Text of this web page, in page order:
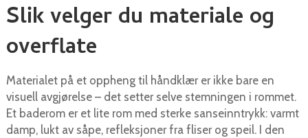
Slik velger du materiale og
overflate
Materialet på et oppheng til håndklær er ikke bare en
visuell avgjørelse – det setter selve stemningen i rommet.
Et baderom er et lite rom med sterke sanseinntrykk: varmt
damp, lukt av såpe, refleksjoner fra fliser og speil. I den